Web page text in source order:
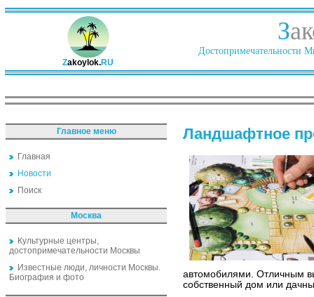
Zakoylok.RU
З
Достопримечательности
Главное меню
Главная
Новости
Поиск
Москва
Культурные центры,
достопримечательности Москвы
Известные люди, личности Москвы.
Биография и фото
Ландшафтное
автомобилями. Отличным
собственный дом или